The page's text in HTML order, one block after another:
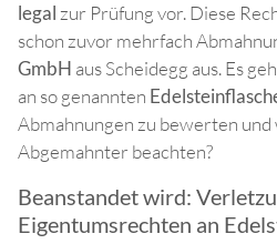
legal zur Prüfung vor. Diese
schon zuvor mehrfach
GmbH aus Scheidegg aus. Es
an so genannten
Abmahnungen zu bewerten und
Abgemahnter beachten?
Beanstandet wird:
Eigentumsrechten an